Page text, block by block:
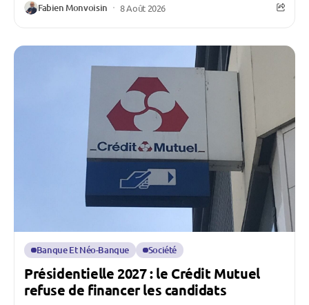
Fabien Monvoisin 8 Août 2026
Banque Et Néo-Banque Société
Présidentielle 2027 : le Crédit Mutuel
refuse de financer les candidats